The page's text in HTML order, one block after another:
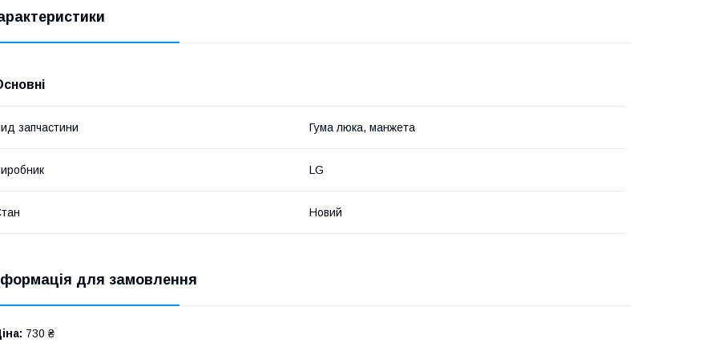
запчастини Гума люка, манжета
LG
Новий
для замовлення
730 ₴